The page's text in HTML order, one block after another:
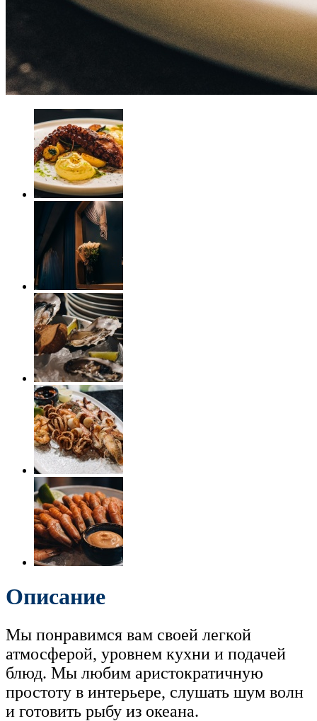
Описание
Мы понравимся вам своей легкой
атмосферой, уровнем кухни и подачей
блюд. Мы любим аристократичную
простоту в интерьере, слушать шум волн
и готовить рыбу из океана.